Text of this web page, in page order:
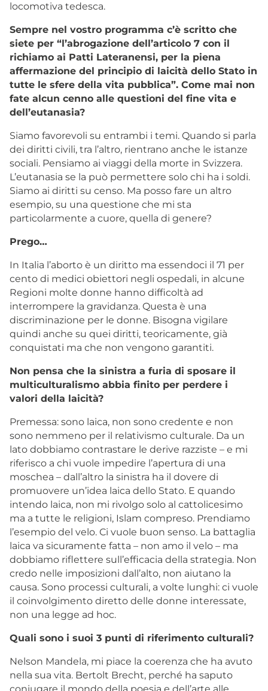
locomotiva tedesca.
Sempre nel vostro programma c’è scritto che
siete per “l’abrogazione dell’articolo 7 con il
richiamo ai Patti Lateranensi, per la piena
affermazione del principio di laicità dello Stato in
tutte le sfere della vita pubblica”. Come mai non
fate alcun cenno alle questioni del fine vita e
dell’eutanasia?
Siamo favorevoli su entrambi i temi. Quando si parla
dei diritti civili, tra l’altro, rientrano anche le istanze
sociali. Pensiamo ai viaggi della morte in Svizzera.
L’eutanasia se la può permettere solo chi ha i soldi.
Siamo ai diritti su censo. Ma posso fare un altro
esempio, su una questione che mi sta
particolarmente a cuore, quella di genere?
Prego…
In Italia l’aborto è un diritto ma essendoci il 71 per
cento di medici obiettori negli ospedali, in alcune
Regioni molte donne hanno difficoltà ad
interrompere la gravidanza. Questa è una
discriminazione per le donne. Bisogna vigilare
quindi anche su quei diritti, teoricamente, già
conquistati ma che non vengono garantiti.
Non pensa che la sinistra a furia di sposare il
multiculturalismo abbia finito per perdere i
valori della laicità?
Premessa: sono laica, non sono credente e non
sono nemmeno per il relativismo culturale. Da un
lato dobbiamo contrastare le derive razziste – e mi
riferisco a chi vuole impedire l’apertura di una
moschea – dall’altro la sinistra ha il dovere di
promuovere un’idea laica dello Stato. E quando
intendo laica, non mi rivolgo solo al cattolicesimo
ma a tutte le religioni, Islam compreso. Prendiamo
l’esempio del velo. Ci vuole buon senso. La battaglia
laica va sicuramente fatta – non amo il velo – ma
dobbiamo riflettere sull’efficacia della strategia. Non
credo nelle imposizioni dall’alto, non aiutano la
causa. Sono processi culturali, a volte lunghi: ci vuole
il coinvolgimento diretto delle donne interessate,
non una legge ad hoc.
Quali sono i suoi 3 punti di riferimento culturali?
Nelson Mandela, mi piace la coerenza che ha avuto
nella sua vita. Bertolt Brecht, perché ha saputo